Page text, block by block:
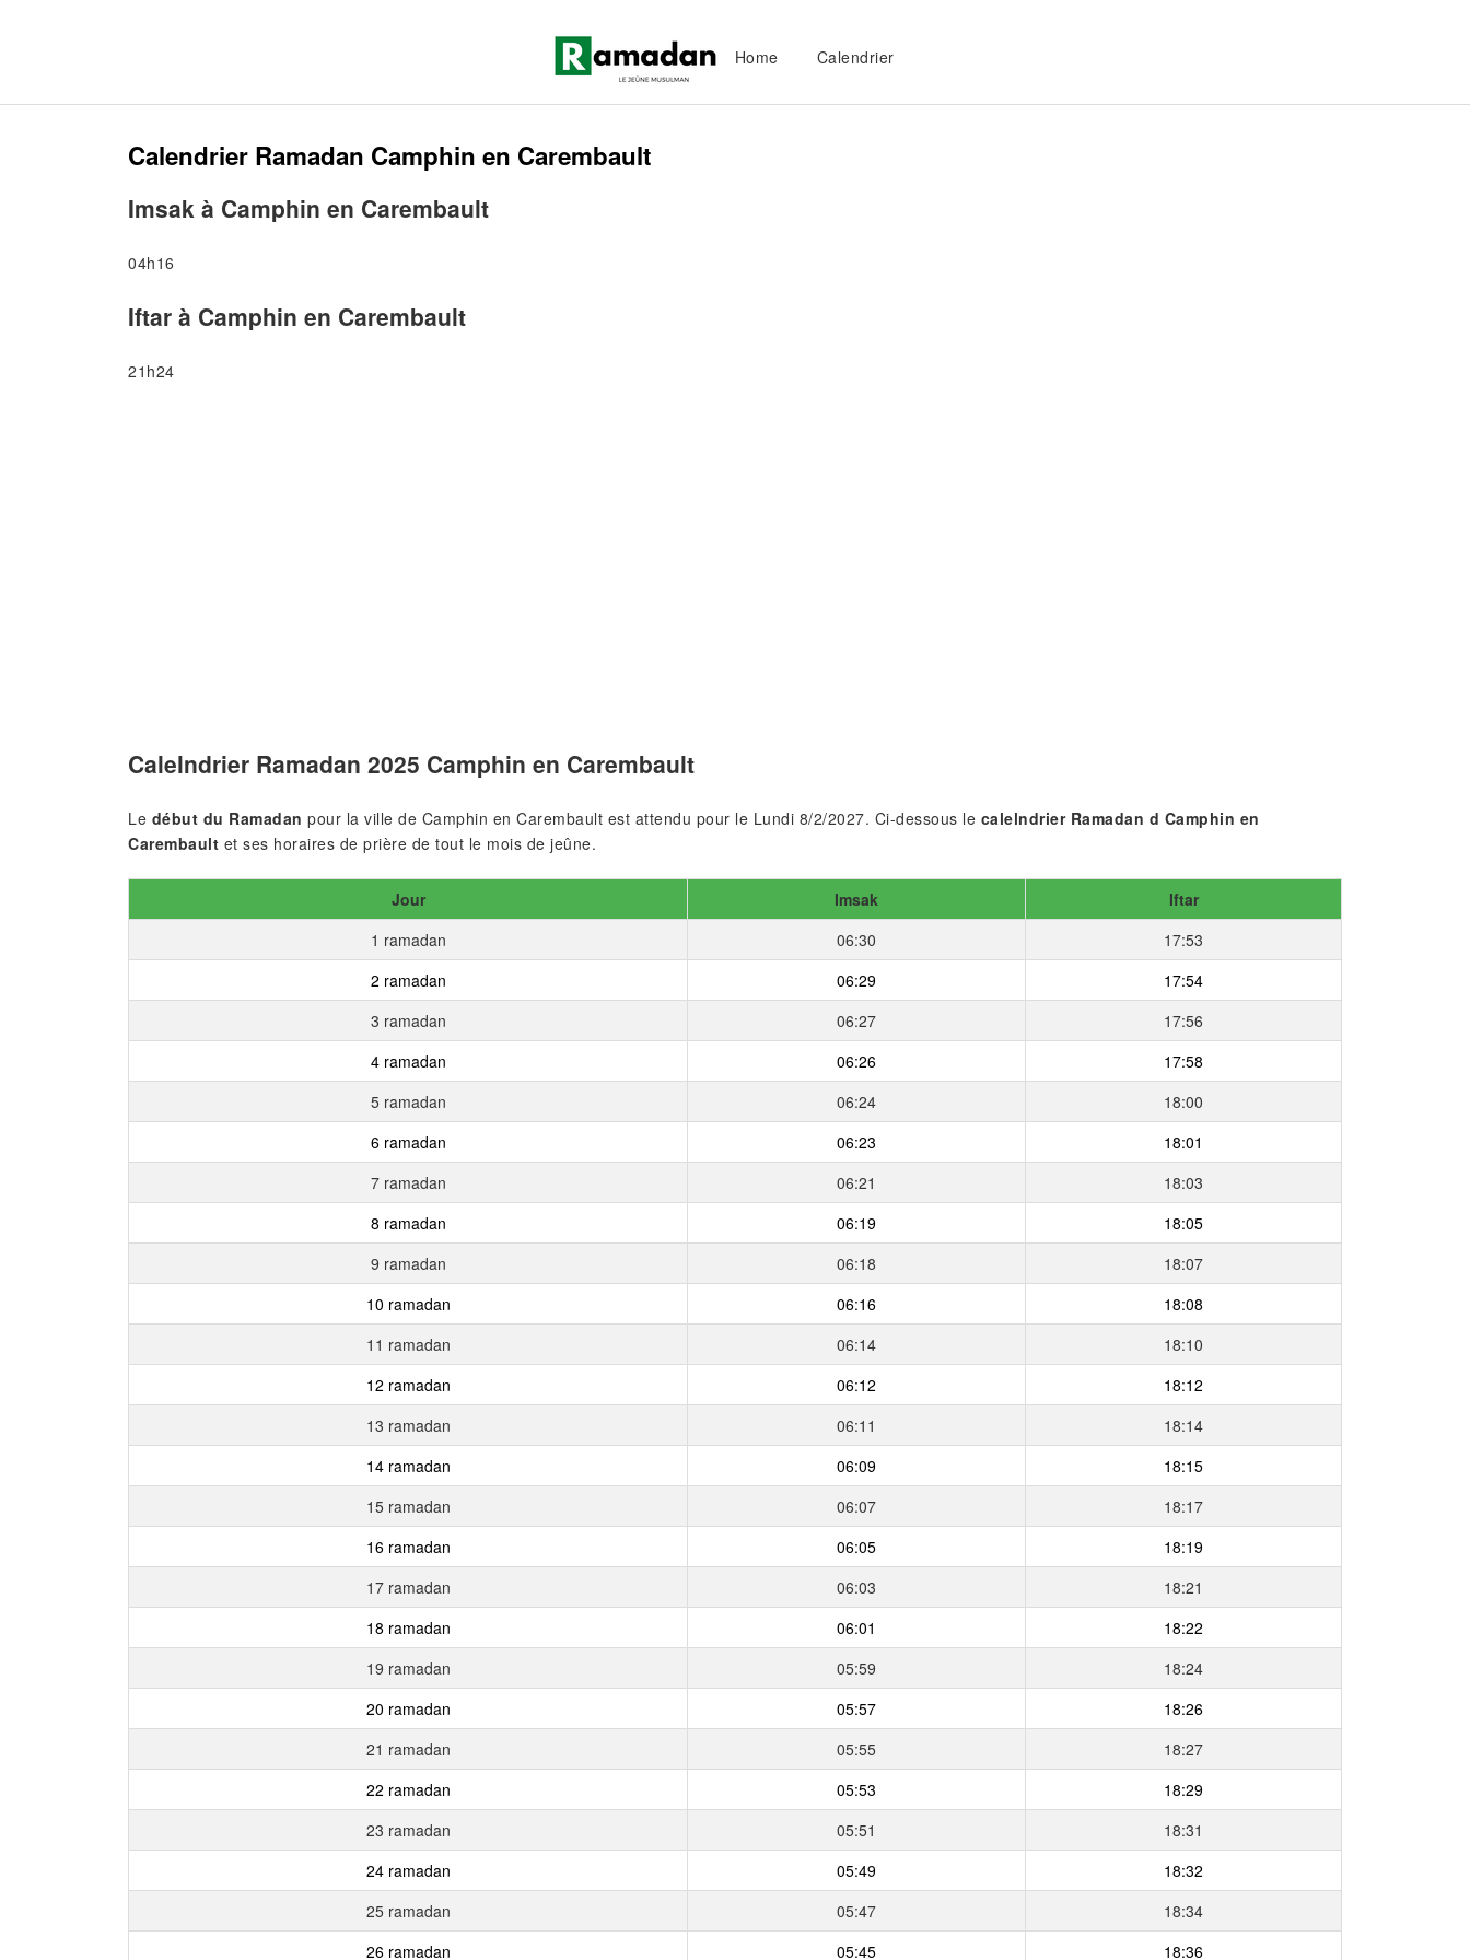
Home Calendrier
Calendrier Ramadan Camphin en Carembault
Imsak à Camphin en Carembault
04h16
Iftar à Camphin en Carembault
21h24
Calelndrier Ramadan 2025 Camphin en Carembault
Le début du Ramadan pour la ville de Camphin en Carembault est attendu pour le Lundi 8/2/2027. Ci-dessous le calelndrier Ramadan d Camphin en
Carembault et ses horaires de prière de tout le mois de jeûne.
Jour Imsak
Iftar
1 ramadan
06:30
17:53
2 ramadan
06:29
17:54
3 ramadan
06:27
17:56
4 ramadan
06:26
17:58
5 ramadan
06:24
18:00
6 ramadan
06:23
18:01
7 ramadan
06:21
18:03
8 ramadan
06:19
18:05
9 ramadan
06:18
18:07
10 ramadan
06:16
18:08
11 ramadan
06:14
18:10
12 ramadan
06:12
18:12
13 ramadan
06:11
18:14
14 ramadan
06:09
18:15
15 ramadan
06:07
18:17
16 ramadan
06:05
18:19
17 ramadan
06:03
18:21
18 ramadan
06:01
18:22
19 ramadan
05:59
18:24
20 ramadan
05:57
18:26
21 ramadan
05:55
18:27
22 ramadan
05:53
18:29
23 ramadan
05:51
18:31
24 ramadan
05:49
18:32
25 ramadan
05:47
18:34
26 ramadan
05:45 18:36